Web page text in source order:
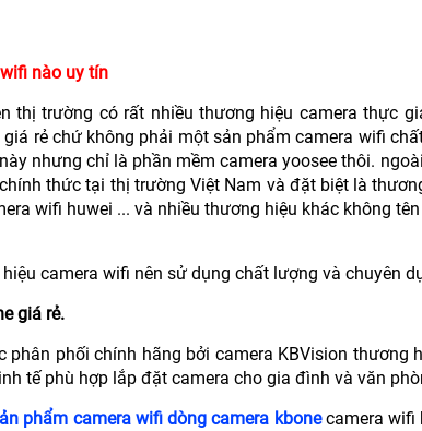
nào uy tín
thị trường có rất nhiều thương hiệu camera thực
rẻ chứ không phải một sản phẩm camera wifi
nhưng chỉ là phần mềm camera yoosee thôi.
thức tại thị trường Việt Nam và đặt biệt là
wifi huwei ... và nhiều thương hiệu khác không
camera wifi nên sử dụng chất lượng và chuyên
giá rẻ.
phân phối chính hãng bởi camera KBVision
tế phù hợp lắp đặt camera cho gia đình và văn
phẩm camera wifi dòng camera kbone camera wifi